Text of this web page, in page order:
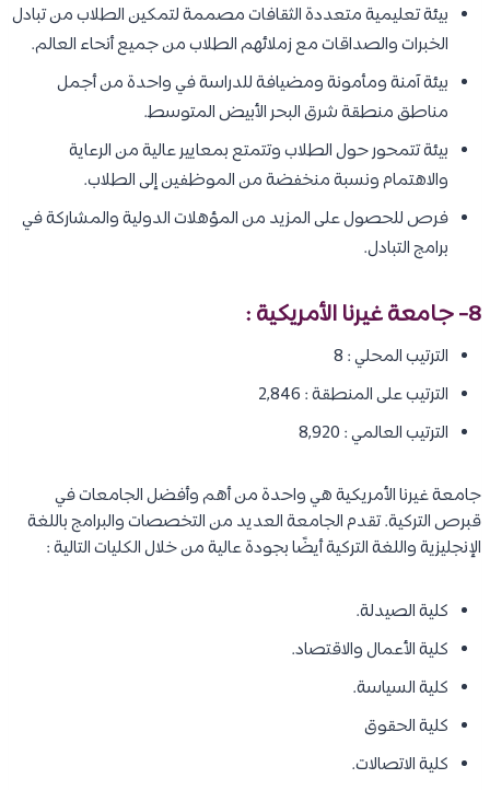
بيئة تعليمية متعددة الثقافات مصممة لتمكين الطلاب من تبادل
الخبرات والصداقات مع زملائهم الطلاب من جميع أنحاء العالم.
بيئة آمنة ومأمونة ومضيافة للدراسة في واحدة من أجمل
مناطق منطقة شرق البحر الأبيض المتوسط.
بيئة تتمحور حول الطلاب وتتمتع بمعايير عالية من الرعاية
والاهتمام ونسبة منخفضة من الموظفين إلى الطلاب.
فرص للحصول على المزيد من المؤهلات الدولية والمشاركة في
برامج التبادل.
8- جامعة غيرنا الأمريكية :
الترتيب المحلي : 8
الترتيب على المنطقة : 2,846
الترتيب العالمي : 8,920
جامعة غيرنا الأمريكية هي واحدة من أهم وأفضل الجامعات في
قبرص التركية. تقدم الجامعة العديد من التخصصات والبرامج باللغة
الإنجليزية واللغة التركية أيضًا بجودة عالية من خلال الكليات التالية :
كلية الصيدلة.
كلية الأعمال والاقتصاد.
كلية السياسة.
كلية الحقوق
كلية الاتصالات.